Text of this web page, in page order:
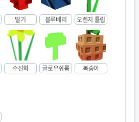
딸기 블루베리 오렌지 튤립
수선화 글로우쉬룸 복숭아